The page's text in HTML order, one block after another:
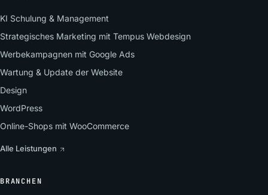
KI Schulung & Management
Strategisches Marketing mit Tempus Webdesign
Werbekampagnen mit Google Ads
Wartung & Update der Website
Design
WordPress
Online-Shops mit WooCommerce
Alle Leistungen
BRANCHEN